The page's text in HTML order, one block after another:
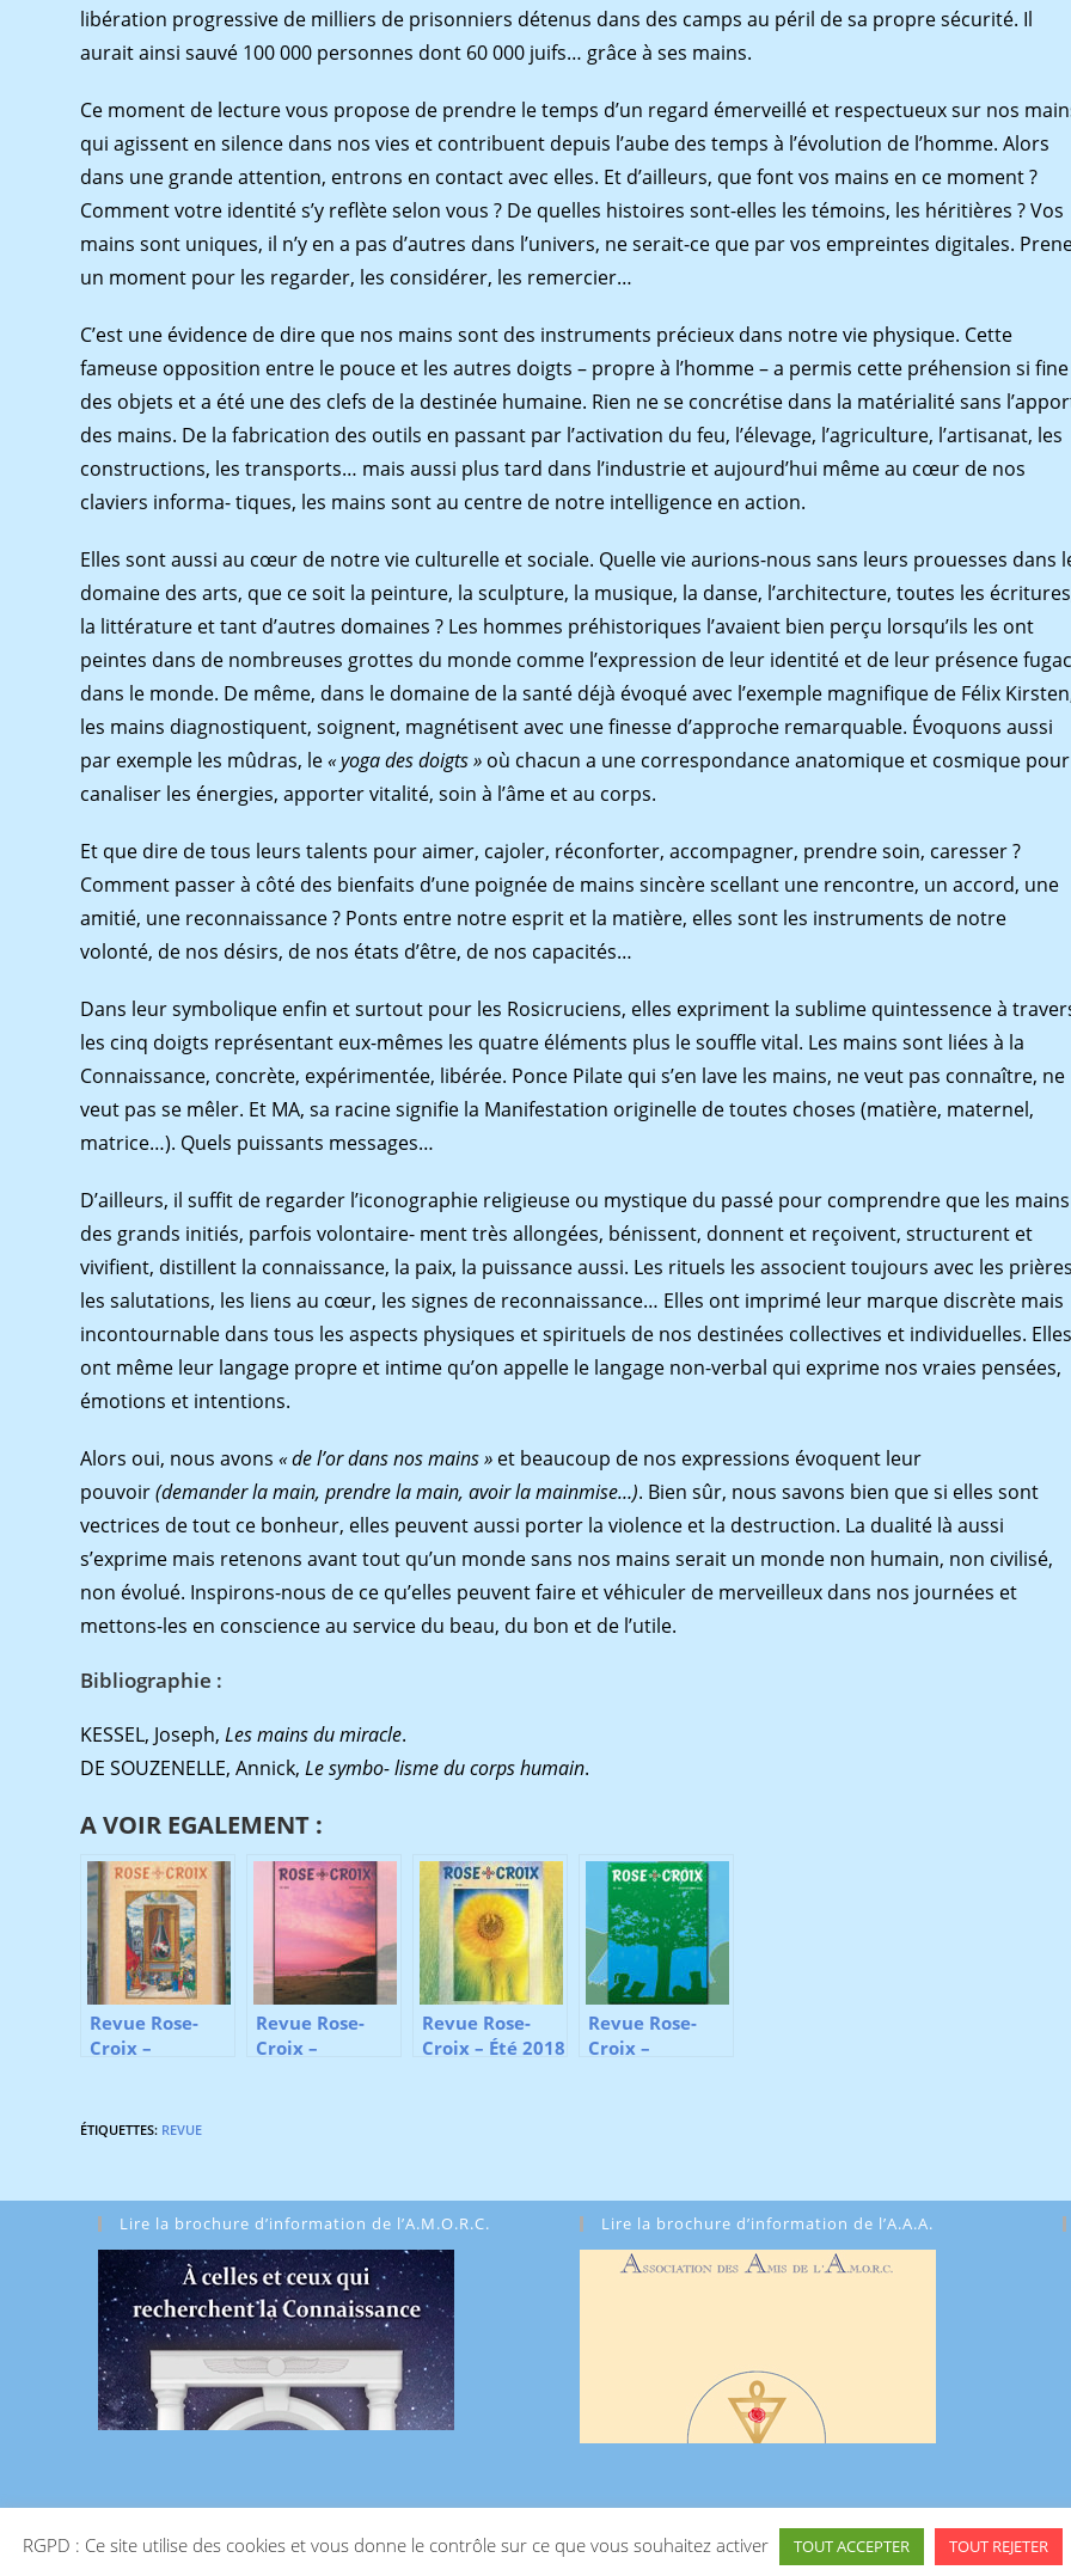
libération progressive de milliers de prisonniers détenus dans des camps au péril de sa propre sécurité. Il
aurait ainsi sauvé 100 000 personnes dont 60 000 juifs… grâce à ses mains.
Ce moment de lecture vous propose de prendre le temps d’un regard émerveillé et respectueux sur nos
qui agissent en silence dans nos vies et contribuent depuis l’aube des temps à l’évolution de l’homme. Alors
dans une grande attention, entrons en contact avec elles. Et d’ailleurs, que font vos mains en ce moment ?
Comment votre identité s’y reﬂète selon vous ? De quelles histoires sont-elles les témoins, les héritières ? Vos
mains sont uniques, il n’y en a pas d’autres dans l’univers, ne serait-ce que par vos empreintes digitales.
un moment pour les regarder, les considérer, les remercier…
C’est une évidence de dire que nos mains sont des instruments précieux dans notre vie physique. Cette
fameuse opposition entre le pouce et les autres doigts – propre à l’homme – a permis cette préhension si ﬁne
des objets et a été une des clefs de la destinée humaine. Rien ne se concrétise dans la matérialité sans
des mains. De la fabrication des outils en passant par l’activation du feu, l’élevage, l’agriculture, l’artisanat, les
constructions, les transports… mais aussi plus tard dans l’industrie et aujourd’hui même au cœur de nos
claviers informa- tiques, les mains sont au centre de notre intelligence en action.
Elles sont aussi au cœur de notre vie culturelle et sociale. Quelle vie aurions-nous sans leurs prouesses dans
domaine des arts, que ce soit la peinture, la sculpture, la musique, la danse, l’architecture, toutes les
la littérature et tant d’autres domaines ? Les hommes préhistoriques l’avaient bien perçu lorsqu’ils les ont
peintes dans de nombreuses grottes du monde comme l’expression de leur identité et de leur présence
dans le monde. De même, dans le domaine de la santé déjà évoqué avec l’exemple magniﬁque de Félix
les mains diagnostiquent, soignent, magnétisent avec une ﬁnesse d’approche remarquable. Évoquons aussi
par exemple les mûdras, le« yoga des doigts » où chacun a une correspondance anatomique et cosmique pour
canaliser les énergies, apporter vitalité, soin à l’âme et au corps.
Et que dire de tous leurs talents pour aimer, cajoler, réconforter, accompagner, prendre soin, caresser ?
Comment passer à côté des bienfaits d’une poignée de mains sincère scellant une rencontre, un accord, une
amitié, une reconnaissance ? Ponts entre notre esprit et la matière, elles sont les instruments de notre
volonté, de nos désirs, de nos états d’être, de nos capacités…
Dans leur symbolique enﬁn et surtout pour les Rosicruciens, elles expriment la sublime quintessence à
les cinq doigts représentant eux-mêmes les quatre éléments plus le soufﬂe vital. Les mains sont liées à la
Connaissance, concrète, expérimentée, libérée. Ponce Pilate qui s’en lave les mains, ne veut pas connaître, ne
veut pas se mêler. Et MA, sa racine signiﬁe la Manifestation originelle de toutes choses (matière, maternel,
matrice…). Quels puissants messages…
D’ailleurs, il sufﬁt de regarder l’iconographie religieuse ou mystique du passé pour comprendre que les mains
des grands initiés, parfois volontaire- ment très allongées, bénissent, donnent et reçoivent, structurent et
viviﬁent, distillent la connaissance, la paix, la puissance aussi. Les rituels les associent toujours avec les
les salutations, les liens au cœur, les signes de reconnaissance… Elles ont imprimé leur marque discrète mais
incontournable dans tous les aspects physiques et spirituels de nos destinées collectives et individuelles. Elles
ont même leur langage propre et intime qu’on appelle le langage non-verbal qui exprime nos vraies pensées,
émotions et intentions.
Alors oui, nous avons« de l’or dans nos mains » et beaucoup de nos expressions évoquent leur
pouvoir(demander la main, prendre la main, avoir la mainmise…). Bien sûr, nous savons bien que si elles sont
vectrices de tout ce bonheur, elles peuvent aussi porter la violence et la destruction. La dualité là aussi
s’exprime mais retenons avant tout qu’un monde sans nos mains serait un monde non humain, non civilisé,
non évolué. Inspirons-nous de ce qu’elles peuvent faire et véhiculer de merveilleux dans nos journées et
mettons-les en conscience au service du beau, du bon et de l’utile.
Bibliographie :
KESSEL, Joseph,Les mains du miracle.
DE SOUZENELLE, Annick,Lesymbo-lisme du corps humain.
A VOIR EGALEMENT :
Revue Rose-
Croix –
Revue Rose-
Croix –
Revue Rose-
Croix – Été 2018
Revue Rose-
Croix –
ÉTIQUETTES: REVUE
Lire la brochure d’information de l’A.M.O.R.C. Lire la brochure d’information de l’A.A.A.
Copyright 2025 - A.M.O.R.C.
RGPD : Ce site utilise des cookies et vous donne le contrôle sur ce que vous souhaitez activer TOUT ACCEPTER TOUT REJETER